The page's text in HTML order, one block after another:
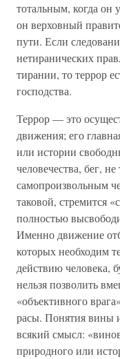
тотальным, когда он
он верховный
пути. Если
нетиранических
тирании, то террор
господства.
Террор — это
движения; его
или истории
человечества, бег,
самопроизвольным
таковой, стремится
полностью
Именно движение
которых необходим
действию человека,
нельзя позволить
«объективного
расы. Понятия вины
всякий смысл:
природного или